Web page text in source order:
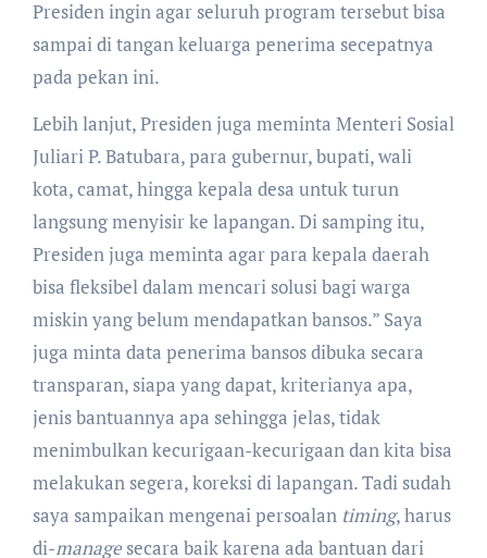
Presiden ingin agar seluruh program tersebut bisa
sampai di tangan keluarga penerima secepatnya
pada pekan ini.
Lebih lanjut, Presiden juga meminta Menteri Sosial
Juliari P. Batubara, para gubernur, bupati, wali
kota, camat, hingga kepala desa untuk turun
langsung menyisir ke lapangan. Di samping itu,
Presiden juga meminta agar para kepala daerah
bisa fleksibel dalam mencari solusi bagi warga
miskin yang belum mendapatkan bansos.” Saya
juga minta data penerima bansos dibuka secara
transparan, siapa yang dapat, kriterianya apa,
jenis bantuannya apa sehingga jelas, tidak
menimbulkan kecurigaan-kecurigaan dan kita bisa
melakukan segera, koreksi di lapangan. Tadi sudah
saya sampaikan mengenai persoalan timing, harus
di-managesecara baik karena ada bantuan dari